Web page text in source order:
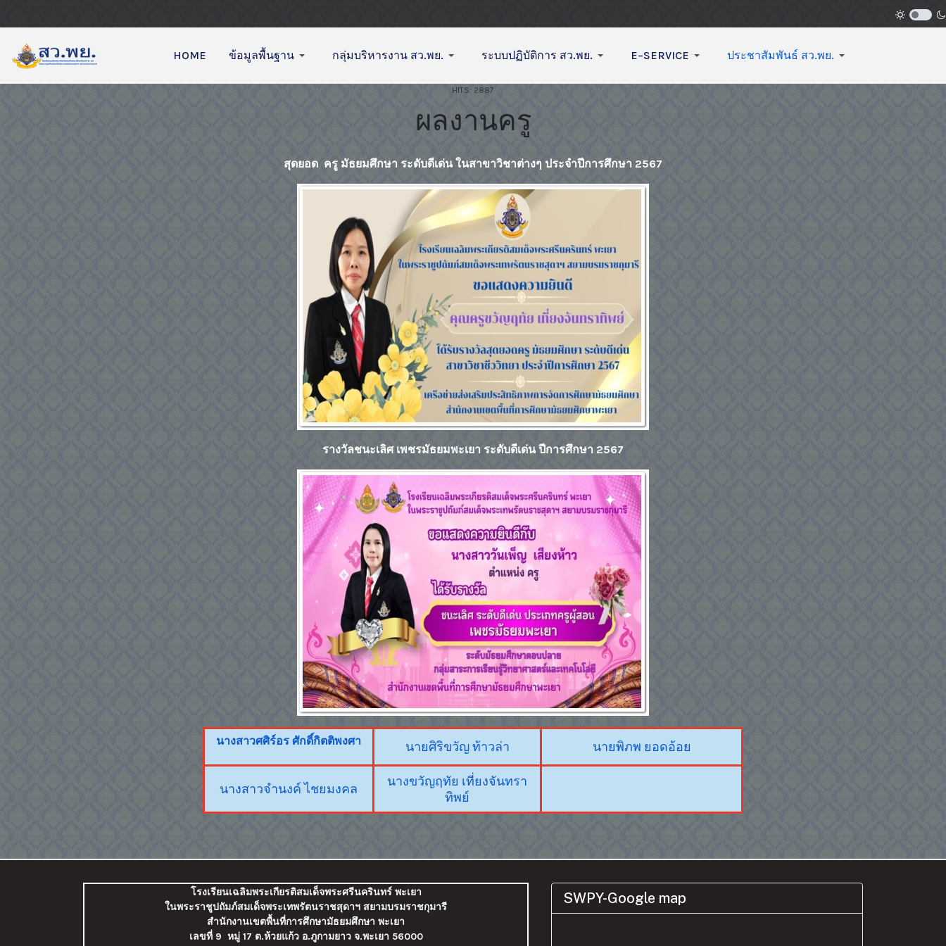
HOME ข้อมูลพื้นฐาน กลุ่มบริหารงาน สว.พย. ระบบปฏิบัติการ สว.พย. E–SERVICE ประชาสัมพันธ์ สว.พย.
HITS: 2887
ผลงานครู
สุดยอด ครู มัธยมศึกษา ระดับดีเด่น ในสาขาวิชาต่างๆ ประจำปีการศึกษา 2567
รางวัลชนะเลิศ เพชรมัธยมพะเยา ระดับดีเด่น ปีการศึกษา 2567
นางสาวศศิร์อร ศักดิ์กิตติพงศา นายศิริขวัญ ท้าวล่า นายพิภพ ยอดอ้อย
นางสาวจำนงค์ ไชยมงคล
นางขวัญฤทัย เที่ยงจันทรา
ทิพย์
โรงเรียนเฉลิมพระเกียรติสมเด็จพระศรีนครินทร์ พะเยา
ในพระราชูปถัมภ์สมเด็จพระเทพรัตนราชสุดาฯ สยามบรมราชกุมารี
สำนักงานเขตพื้นที่การศึกษามัธยมศึกษา พะเยา
เลขที่ 9 หมู่ 17 ต.ห้วยแก้ว อ.ภูกามยาว จ.พะเยา 56000
SWPY-Google map